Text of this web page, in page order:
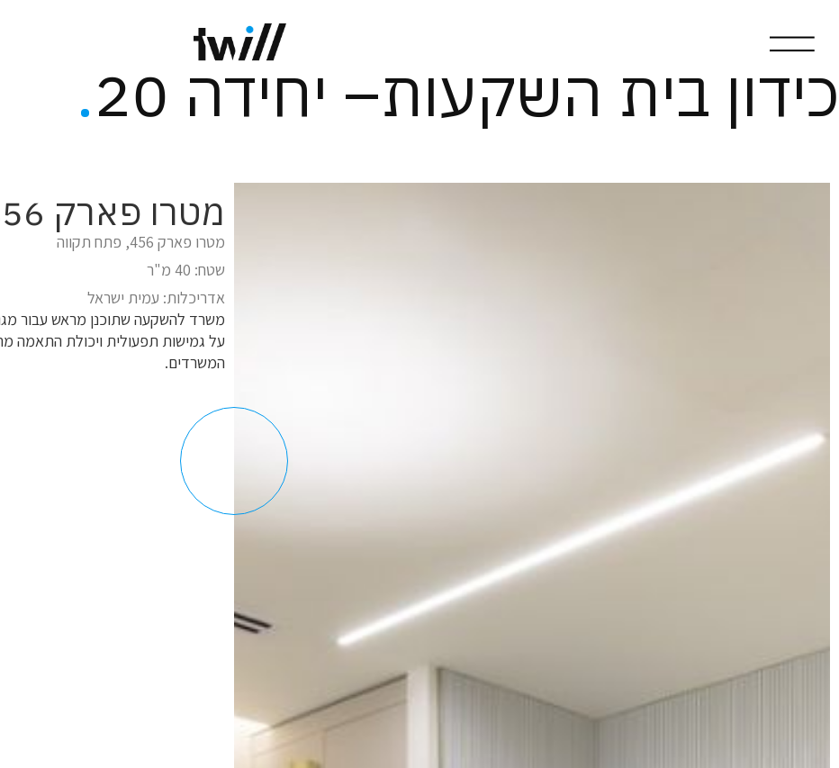
כידון בית השקעות– יחידה 20 .
מטרו פארק 456, פתח תקווה
מטרו פארק 456, פתח תקווה
שטח: 40 מ"ר
אדריכלות: עמית ישראל
משרד להשקעה שתוכנן מראש עבור
על גמישות תפעולית ויכולת התאמה
המשרדים.